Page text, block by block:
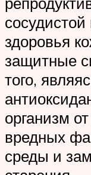
здоровья
защитные
того,
организм
вредных
среды и